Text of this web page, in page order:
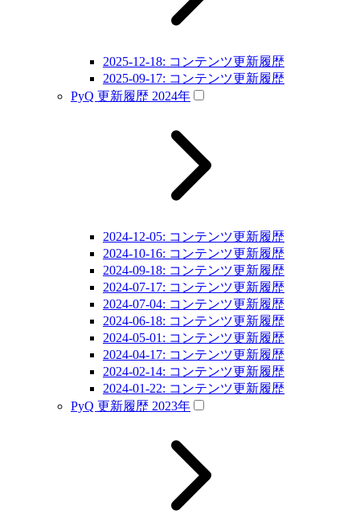
2025-12-18: コンテンツ更新履歴
2025-09-17: コンテンツ更新履歴
PyQ 更新履歴 2024年
2024-12-05: コンテンツ更新履歴
2024-10-16: コンテンツ更新履歴
2024-09-18: コンテンツ更新履歴
2024-07-17: コンテンツ更新履歴
2024-07-04: コンテンツ更新履歴
2024-06-18: コンテンツ更新履歴
2024-05-01: コンテンツ更新履歴
2024-04-17: コンテンツ更新履歴
2024-02-14: コンテンツ更新履歴
2024-01-22: コンテンツ更新履歴
PyQ 更新履歴 2023年